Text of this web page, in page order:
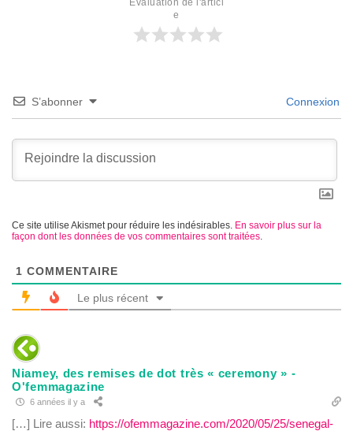
Évaluation de l'articl
e
S’abonner Connexion
Ce site utilise Akismet pour réduire les indésirables. En savoir plus sur la
façon dont les données de vos commentaires sont traitées.
1 COMMENTAIRE
Le plus récent
Niamey, des remises de dot très « ceremony » -
O'femmagazine
6 années il y a
[…] Lire aussi: https://ofemmagazine.com/2020/05/25/senegal-